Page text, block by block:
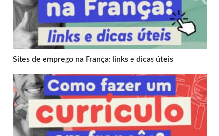
Sites de emprego na França: links e dicas úteis
Como fazer um currículo em francês?